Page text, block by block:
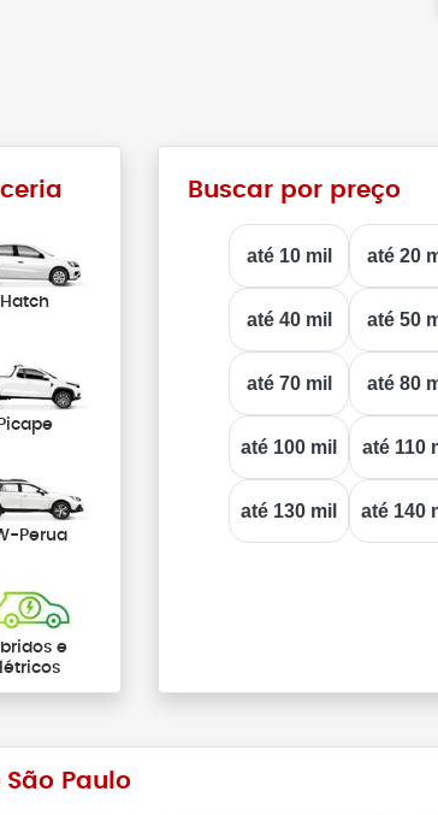
Hatch
Perua
e
Buscar por preço
até 10 mil até 20
até 40 mil até 50
até 70 mil até 80
até 100 mil até 110
até 130 mil até 140
Paulo